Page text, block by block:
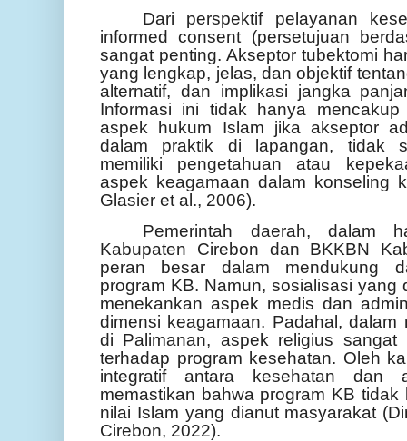
Dari perspektif pelayanan
informed consent (persetujuan
sangat penting. Akseptor tubektomi
yang lengkap, jelas, dan objektif
alternatif, dan implikasi jangka
Informasi ini tidak hanya
aspek hukum Islam jika akseptor
dalam praktik di lapangan, tidak
memiliki pengetahuan atau
aspek keagamaan dalam konseling
Glasier et al., 2006).
Pemerintah daerah, dalam
Kabupaten Cirebon dan BKKBN
peran besar dalam mendukung
program KB. Namun, sosialisasi yang
menekankan aspek medis dan
dimensi keagamaan. Padahal, dalam
di Palimanan, aspek religius sangat
terhadap program kesehatan. Oleh
integratif antara kesehatan dan
memastikan bahwa program KB
nilai Islam yang dianut masyarakat
Cirebon, 2022).